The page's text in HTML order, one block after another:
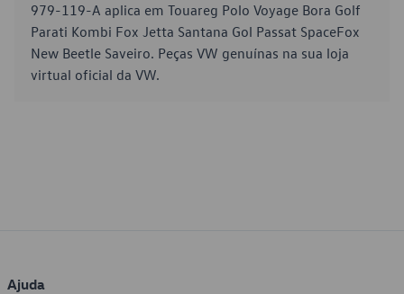
979-119-A aplica em Touareg Polo Voyage Bora Golf
Parati Kombi Fox Jetta Santana Gol Passat SpaceFox
New Beetle Saveiro. Peças VW genuínas na sua loja
virtual oficial da VW.
Ajuda